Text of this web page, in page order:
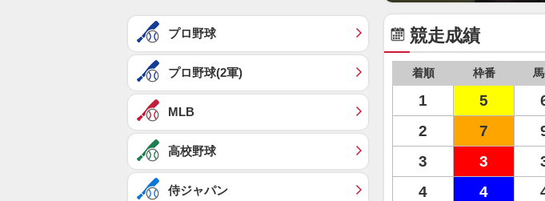
競走成績
着順 枠番
1 5
2
7
3
3
4
4
プロ野球
プロ野球(2軍)
MLB
高校野球
侍ジャパン